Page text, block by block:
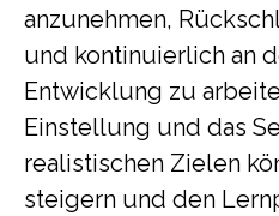
anzunehmen,
und kontinuierlich an
Entwicklung zu
Einstellung und das
realistischen Zielen
steigern und den